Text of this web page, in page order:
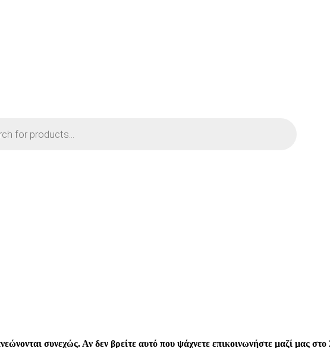
συνεχώς. Αν δεν βρείτε αυτό που ψάχνετε επικοινωνήστε μαζί μας στο